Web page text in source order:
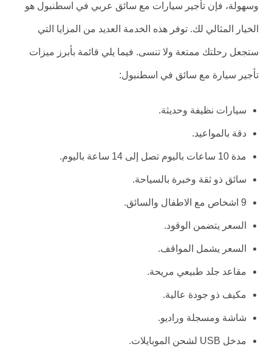
وسهولة، فإن تأجير سيارات مع سائق عربي في اسطنبول هو
الخيار المثالي لك. توفر هذه الخدمة العديد من المزايا التي
ستجعل رحلتك ممتعة ولا تنسى. فيما يلي قائمة بأبرز ميزات
تأجير سيارة مع سائق في اسطنبول:
سيارات نظيفة وحديثة.
دقة بالمواعيد.
مدة 10 ساعات باليوم تصل إلى 14 ساعة باليوم.
سائق ذو ثقة وخبرة بالسياحة.
9 اشخاص مع الاطفال والسائق.
السعر يتضمن الوقود.
السعر يشمل المواقف.
مقاعد جلد طبيعي مريحة.
مكيف ذو جودة عالية.
شاشة ومسجلة وراديو.
مدخل USB لشحن الموبايلات.